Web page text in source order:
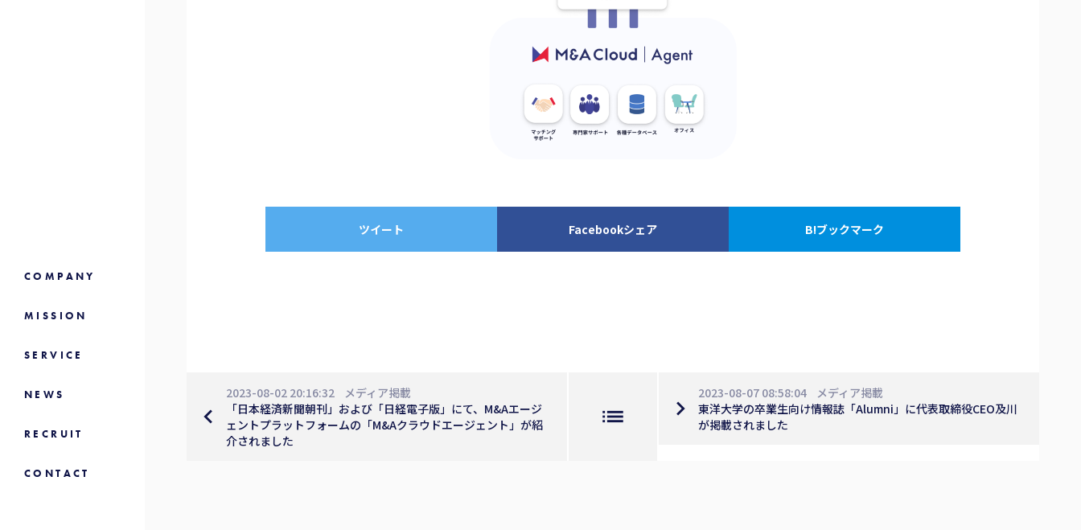
ツイート Facebookシェア B!ブックマーク
navigate_before
2023-08-02 20:16:32
メディア掲載
「日本経済新聞朝刊」および「日経電子版」にて、M&Aエージ
ェントプラットフォームの「M&Aクラウドエージェント」が紹
介されました
list navigate_next
2023-08-07 08:58:04
メディア掲載
東洋大学の卒業生向け情報誌「Alumni」に代表取締役CEO及川
が掲載されました
COMPANY
MISSION
SERVICE
NEWS
RECRUIT
CONTACT